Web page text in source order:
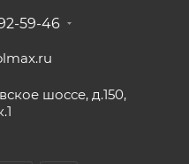
59-46
шоссе, д.150,